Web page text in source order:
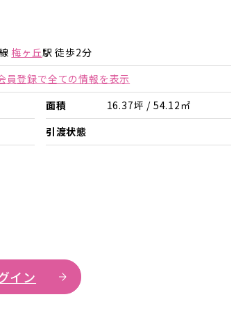
詳細を見る
梅ヶ丘駅 徒歩2分
員登録で全ての情報を表示
面積
16.37坪 / 54.12㎡
引渡状態
イン